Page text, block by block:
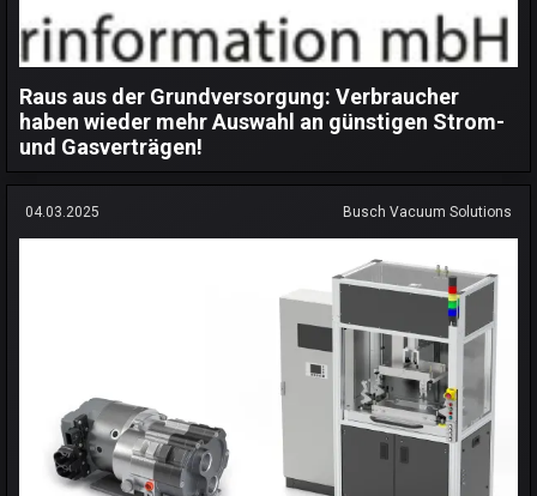
Raus aus der Grundversorgung: Verbraucher
haben wieder mehr Auswahl an günstigen Strom-
und Gasverträgen!
04.03.2025 Busch Vacuum Solutions